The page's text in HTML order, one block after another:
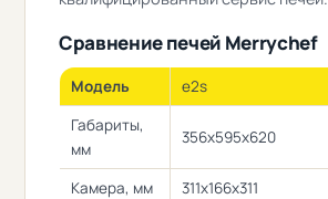
Сравнение печей Merrychef
Модель e2s
Габариты,
мм
356х595х620
Камера, мм 311х166х311